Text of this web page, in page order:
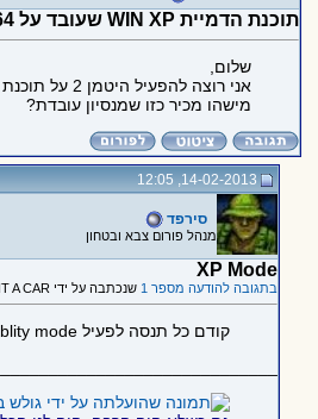
תוכנת הדמיית WIN XP שעובד על 64 ביט ווינ7
שלום,
אני רוצה להפעיל היטמן 2 על תוכנת הדמיית ווינדוס שעובדת על ויינדוס 7 גרסת 64 ביט.
מישהו מכיר כזו שמנסיון עובדת?
14-02-2013, 12:05
סירפד
מנהל פורום צבא ובטחון
XP Mode
בתגובה להודעה מספר 1 שנכתבה על ידי I WANT A CAR שמתחילה ב "תוכנת הדמיית WIN XP שעובד על 64 ביט ווינ7"
קודם כל תנסה לפעיל compatablity mode על המשחק מתוך חלונות 7 עצמו, אש לא עובד אז יש מערכת Virtual PC מובנית